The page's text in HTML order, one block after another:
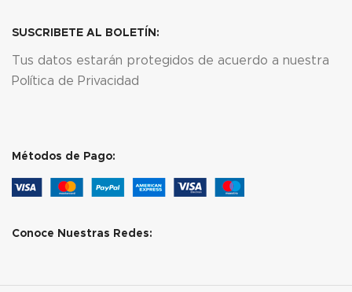
SUSCRIBETE AL BOLETÍN:
Tus datos estarán protegidos de acuerdo a nuestra
Política de Privacidad
Métodos de Pago:
Conoce Nuestras Redes: